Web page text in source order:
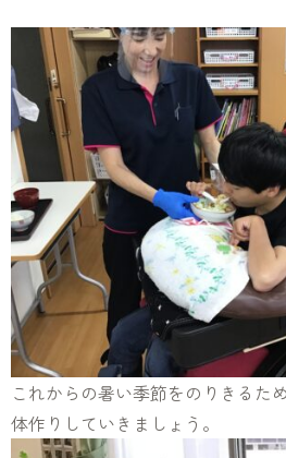
これからの暑い季節をのりきるた
体作りしていきましょう。